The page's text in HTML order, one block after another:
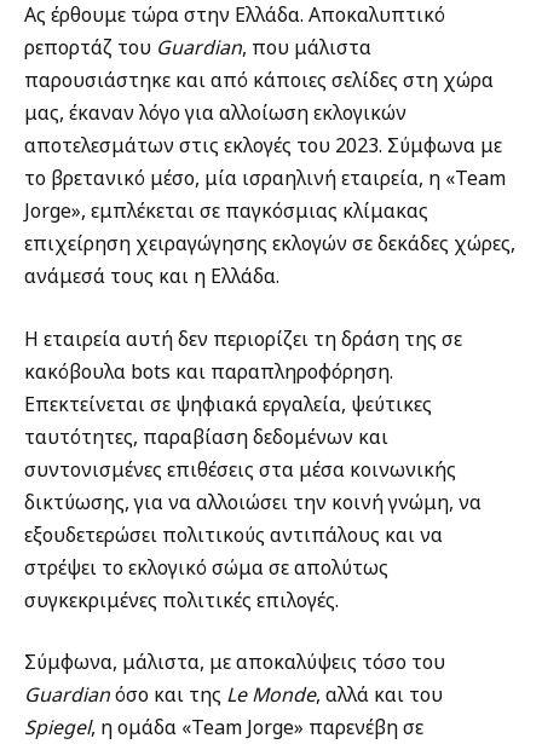
Ας έρθουμε τώρα στην Ελλάδα. Αποκαλυπτικό
ρεπορτάζ του Guardian, που μάλιστα
παρουσιάστηκε και από κάποιες σελίδες στη χώρα
μας, έκαναν λόγο για αλλοίωση εκλογικών
αποτελεσμάτων στις εκλογές του 2023. Σύμφωνα με
το βρετανικό μέσο, μία ισραηλινή εταιρεία, η «Team
Jorge», εμπλέκεται σε παγκόσμιας κλίμακας
επιχείρηση χειραγώγησης εκλογών σε δεκάδες χώρες,
ανάμεσά τους και η Ελλάδα.
Η εταιρεία αυτή δεν περιορίζει τη δράση της σε
κακόβουλα bots και παραπληροφόρηση.
Επεκτείνεται σε ψηφιακά εργαλεία, ψεύτικες
ταυτότητες, παραβίαση δεδομένων και
συντονισμένες επιθέσεις στα μέσα κοινωνικής
δικτύωσης, για να αλλοιώσει την κοινή γνώμη, να
εξουδετερώσει πολιτικούς αντιπάλους και να
στρέψει το εκλογικό σώμα σε απολύτως
συγκεκριμένες πολιτικές επιλογές.
Σύμφωνα, μάλιστα, με αποκαλύψεις τόσο του
Guardianόσο και της Le Monde, αλλά και του
Spiegel, η ομάδα «Team Jorge» παρενέβη σε